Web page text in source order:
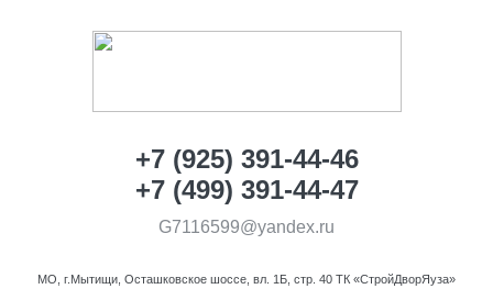
+7 (925) 391-44-46
+7 (499) 391-44-47
G7116599@yandex.ru
МО, г.Мытищи, Осташковское шоссе, вл. 1Б, стр. 40 ТК «СтройДворЯуза»